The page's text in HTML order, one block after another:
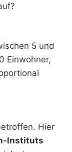
5 und
Einwohner,
Hier
Instituts